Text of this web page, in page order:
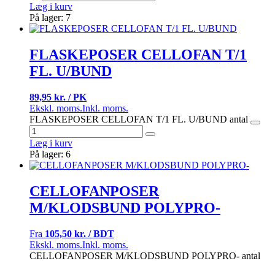
Læg i kurv
På lager: 7
FLASKEPOSER CELLOFAN T/1
FL. U/BUND
89,95 kr. / PK
Ekskl. moms.Inkl. moms.
FLASKEPOSER CELLOFAN T/1 FL. U/BUND antal
Læg i kurv
På lager: 6
CELLOFANPOSER
M/KLODSBUND POLYPRO-
Fra 105,50 kr. / BDT
Ekskl. moms.Inkl. moms.
CELLOFANPOSER M/KLODSBUND POLYPRO- antal